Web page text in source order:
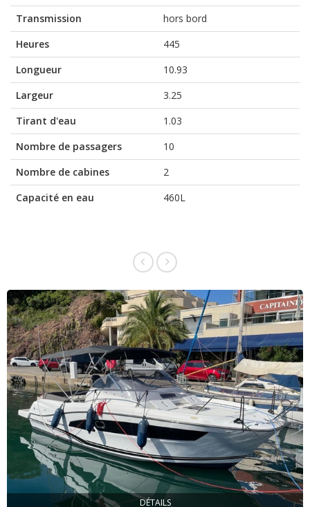
Transmission
hors bord
Heures
445
Longueur
10.93
Largeur
3.25
Tirant d'eau
1.03
Nombre de passagers
10
Nombre de cabines
2
Capacité en eau
460L
DÉTAILS